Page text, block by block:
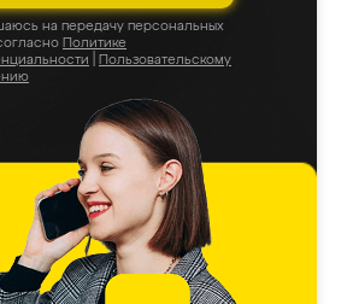
на передачу персональных
Политике
Пользовательскому